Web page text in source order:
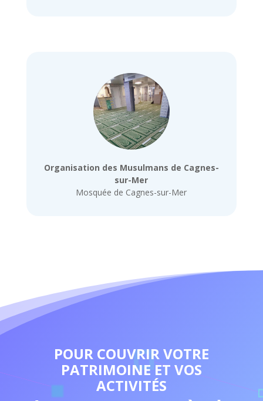
Organisation des Musulmans de Cagnes-
sur-Mer
Mosquée de Cagnes-sur-Mer
POUR COUVRIR VOTRE
PATRIMOINE ET VOS
ACTIVITÉS